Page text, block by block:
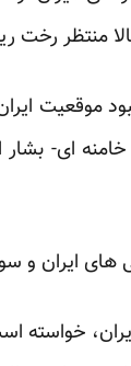
منتظر
موقعیت
ای-
های ایران و
خواسته